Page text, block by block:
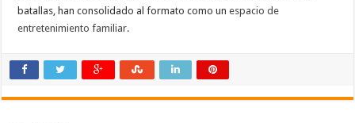
batallas, han consolidado al formato como unespacio de
entretenimiento familiar.